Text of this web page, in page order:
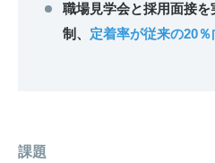
職場見学会と採用面接
制、 定着率が従来の20％
課題